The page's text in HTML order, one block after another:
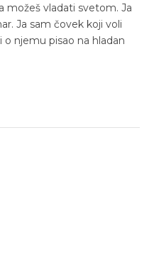
možeš vladati svetom. Ja
Ja sam čovek koji voli
o njemu pisao na hladan